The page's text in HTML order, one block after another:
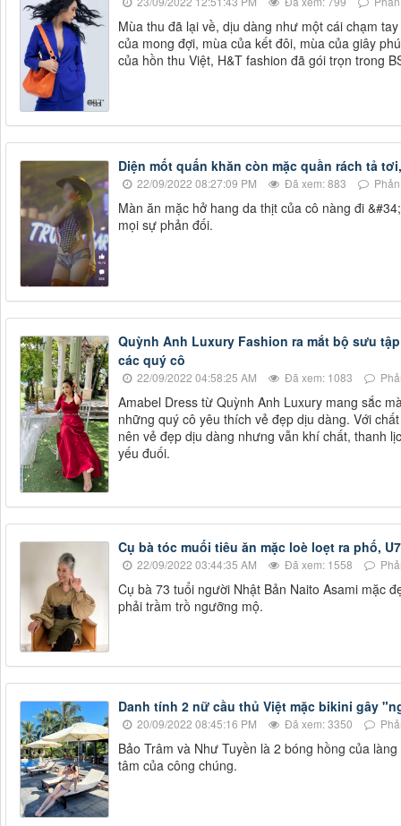
Mùa thu đã lại về, dịu dàng như một cái chạm
của mong đợi, mùa của kết đôi, mùa của giây
của hồn thu Việt, H&T fashion đã gói trọn trong
Diện mốt quấn khăn còn mặc quần rách tả
22/09/2022 08:27:09 PM Đã xem: 883
Màn ăn mặc hở hang da thịt của cô nàng đi
mọi sự phản đối.
Quỳnh Anh Luxury Fashion ra mắt bộ sưu
các quý cô
22/09/2022 04:58:25 AM Đã xem: 1083
Amabel Dress từ Quỳnh Anh Luxury mang sắc
những quý cô yêu thích vẻ đẹp dịu dàng. Với
nên vẻ đẹp dịu dàng nhưng vẫn khí chất, thanh
yếu đuối.
Cụ bà tóc muối tiêu ăn mặc loè loẹt ra phố,
22/09/2022 03:44:35 AM Đã xem: 1558
Cụ bà 73 tuổi người Nhật Bản Naito Asami mặc
phải trầm trồ ngưỡng mộ.
Danh tính 2 nữ cầu thủ Việt mặc bikini gây
20/09/2022 08:45:16 PM Đã xem: 3350
Bảo Trâm và Như Tuyền là 2 bóng hồng của
tâm của công chúng.